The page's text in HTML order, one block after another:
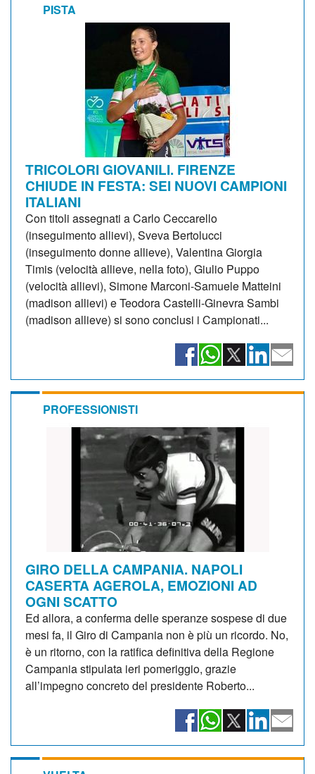
PISTA
TRICOLORI GIOVANILI. FIRENZE
CHIUDE IN FESTA: SEI NUOVI CAMPIONI
ITALIANI
Con titoli assegnati a Carlo Ceccarello
(inseguimento allievi), Sveva Bertolucci
(inseguimento donne allieve), Valentina Giorgia
Timis (velocità allieve, nella foto), Giulio Puppo
(velocità allievi), Simone Marconi-Samuele Matteini
(madison allievi) e Teodora Castelli-Ginevra Sambi
(madison allieve) si sono conclusi i Campionati...
PROFESSIONISTI
GIRO DELLA CAMPANIA. NAPOLI
CASERTA AGEROLA, EMOZIONI AD
OGNI SCATTO
Ed allora, a conferma delle speranze sospese di due
mesi fa, il Giro di Campania non è più un ricordo. No,
è un ritorno, con la ratifica definitiva della Regione
Campania stipulata ieri pomeriggio, grazie
all’impegno concreto del presidente Roberto...